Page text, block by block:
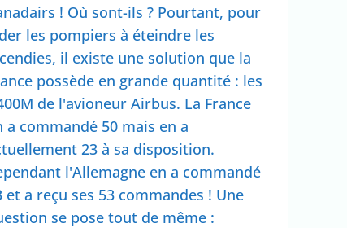
! Où sont-ils ? Pourtant, pour
les pompiers à éteindre les
il existe une solution que la
possède en grande quantité : les
de l'avioneur Airbus. La France
a commandé 50 mais en a
23 à sa disposition.
l'Allemagne en a commandé
et a reçu ses 53 commandes ! Une
se pose tout de même :